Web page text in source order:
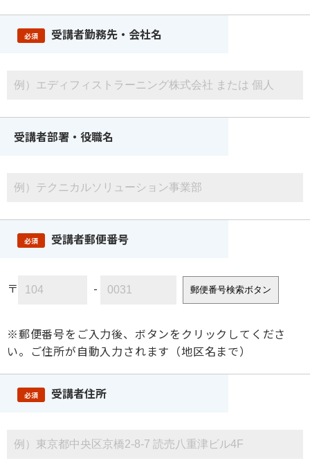
必須 受講者勤務先・会社名
受講者部署・役職名
必須 受講者郵便番号
〒 - 郵便番号検索ボタン
※郵便番号をご入力後、ボタンをクリックしてくださ
い。ご住所が自動入力されます（地区名まで）
必須 受講者住所